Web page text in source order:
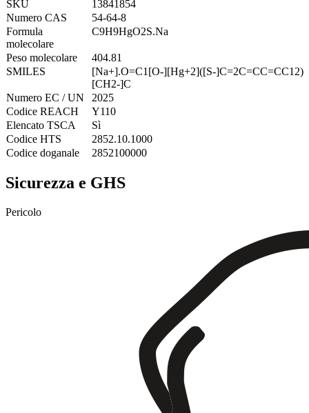
SKU
13841854
Numero CAS
54-64-8
Formula
molecolare
C9H9HgO2S.Na
Peso molecolare
404.81
SMILES
[Na+].O=C1[O-][Hg+2]([S-]C=2C=CC=CC12)
[CH2-]C
Numero EC / UN
2025
Codice REACH
Y110
Elencato TSCA
Sì
Codice HTS
2852.10.1000
Codice doganale
2852100000
Sicurezza e GHS
Pericolo